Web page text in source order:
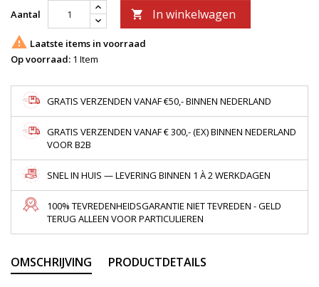
Aantal  In winkelwagen
 Laatste items in voorraad
Op voorraad: 1 Item
GRATIS VERZENDEN VANAF €50,- BINNEN NEDERLAND
GRATIS VERZENDEN VANAF € 300,- (EX) BINNEN NEDERLAND
VOOR B2B
SNEL IN HUIS — LEVERING BINNEN 1 À 2 WERKDAGEN
100% TEVREDENHEIDSGARANTIE NIET TEVREDEN - GELD
TERUG ALLEEN VOOR PARTICULIEREN
OMSCHRIJVING PRODUCTDETAILS